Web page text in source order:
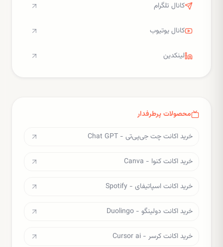
کانال تلگرام
کانال یوتیوب
لینکدین
محصولات پرطرفدار
خرید اکانت چت جی‌پی‌تی - Chat GPT
خرید اکانت کنوا - Canva
خرید اکانت اسپاتیفای - Spotify
خرید اکانت دولینگو - Duolingo
خرید اکانت کرسر - Cursor ai